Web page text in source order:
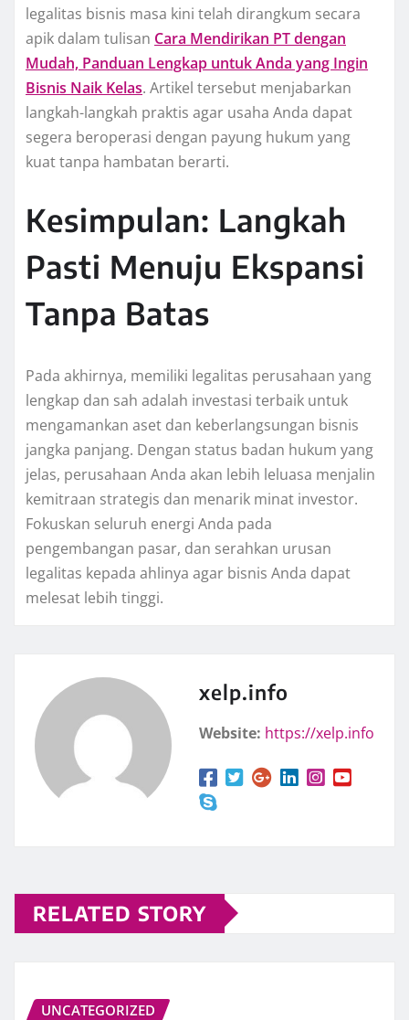
legalitas bisnis masa kini telah dirangkum secara
apik dalam tulisan Cara Mendirikan PT dengan
Mudah, Panduan Lengkap untuk Anda yang Ingin
Bisnis Naik Kelas. Artikel tersebut menjabarkan
langkah-langkah praktis agar usaha Anda dapat
segera beroperasi dengan payung hukum yang
kuat tanpa hambatan berarti.
Kesimpulan: Langkah
Pasti Menuju Ekspansi
Tanpa Batas
Pada akhirnya, memiliki legalitas perusahaan yang
lengkap dan sah adalah investasi terbaik untuk
mengamankan aset dan keberlangsungan bisnis
jangka panjang. Dengan status badan hukum yang
jelas, perusahaan Anda akan lebih leluasa menjalin
kemitraan strategis dan menarik minat investor.
Fokuskan seluruh energi Anda pada
pengembangan pasar, dan serahkan urusan
legalitas kepada ahlinya agar bisnis Anda dapat
melesat lebih tinggi.
xelp.info
Website: https://xelp.info
RELATED STORY
UNCATEGORIZED